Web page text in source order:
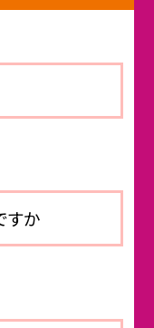
すか